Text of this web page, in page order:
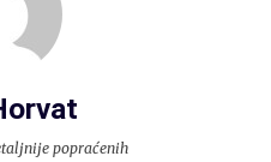
popraćenih